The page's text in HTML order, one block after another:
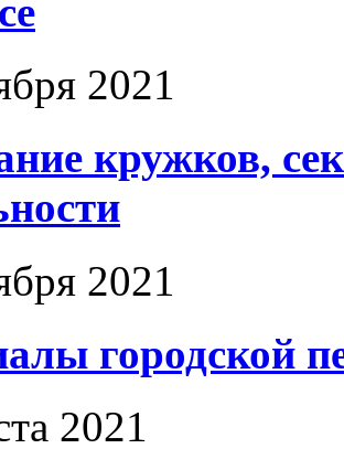
2021
кружков,
2021
городской
2021